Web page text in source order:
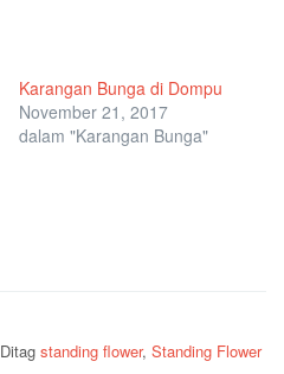
Karangan Bunga di Dompu
November 21, 2017
dalam "Karangan Bunga"
Ditag standing flower, Standing Flower